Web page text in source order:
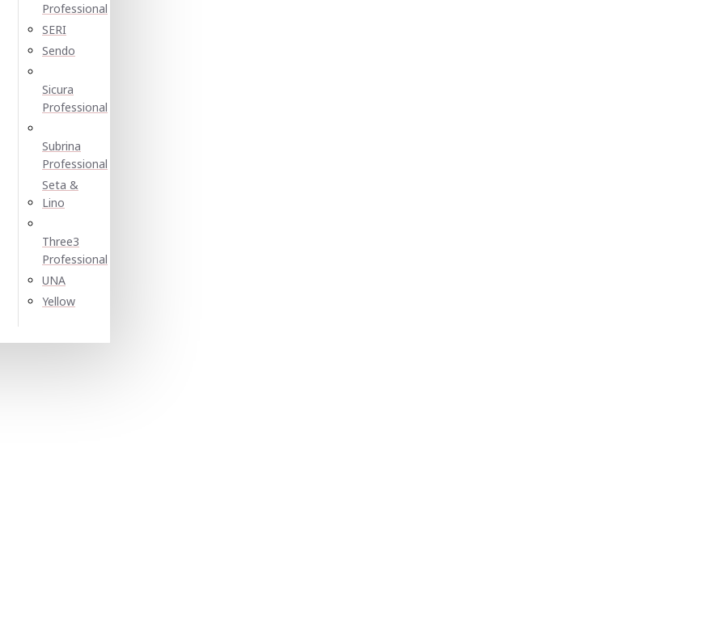
Professional
SERI
Sendo
Sicura
Professional
Subrina
Professional
Seta &
Lino
Three3
Professional
UNA
Yellow